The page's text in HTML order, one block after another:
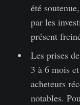
été
par les
présent
Les prises
3 à 6 mois
acheteurs
notables.